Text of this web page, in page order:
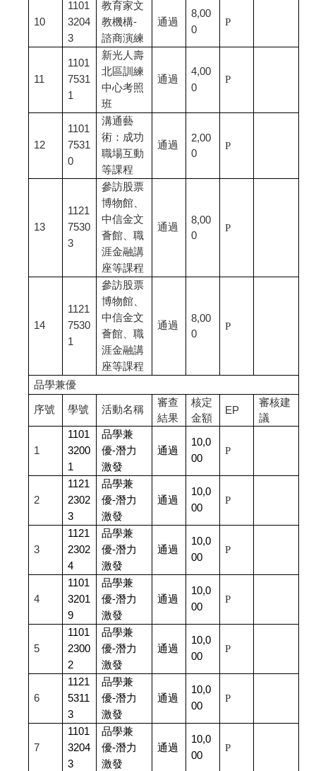
10
1101
3204
3
教育家文
教機構-
諮商演練
通過
8,00
0
P
11
1101
7531
1
新光人壽
北區訓練
中心考照
班
通過
4,00
0
P
12
1101
7531
0
溝通藝
術：成功
職場互動
等課程
通過
2,00
0
P
13
1121
7530
3
參訪股票
博物館、
中信金文
薈館、職
涯金融講
座等課程
通過
8,00
0
P
14
1121
7530
1
參訪股票
博物館、
中信金文
薈館、職
涯金融講
座等課程
通過
8,00
0
P
品學兼優
序號 學號 活動名稱
審查
結果
核定
金額
EP
審核建
議
1
1101
3200
1
品學兼
優-潛力
激發
通過
10,0
00
P
2
1121
2302
3
品學兼
優-潛力
激發
通過
10,0
00
P
3
1121
2302
4
品學兼
優-潛力
激發
通過
10,0
00
P
4
1101
3201
9
品學兼
優-潛力
激發
通過
10,0
00
P
5
1101
2300
2
品學兼
優-潛力
激發
通過
10,0
00
P
6
1121
5311
3
品學兼
優-潛力
激發
通過
10,0
00
P
7
1101
3204
3
品學兼
優-潛力
激發
通過
10,0
00
P